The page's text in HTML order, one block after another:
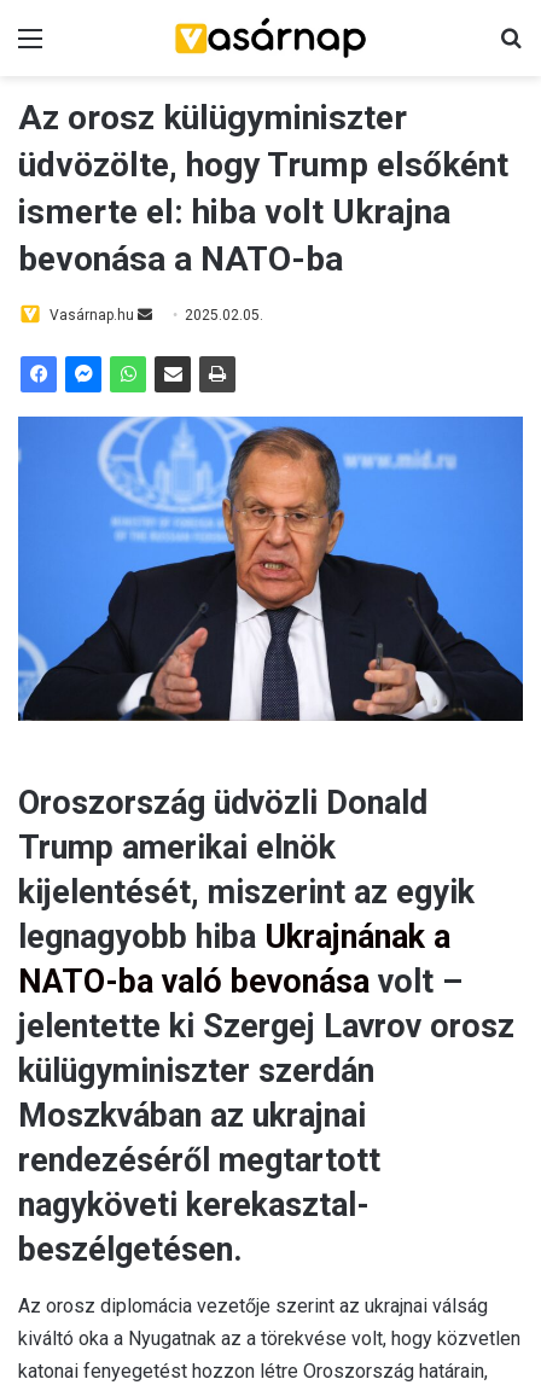
Az orosz külügyminiszter
üdvözölte, hogy Trump elsőként
ismerte el: hiba volt Ukrajna
bevonása a NATO-ba
Vasárnap.hu
a
n
e
m
a
2025.02.05.
Oroszország üdvözli Donald
Trump amerikai elnök
kijelentését, miszerint az egyik
legnagyobb hiba Ukrajnának a
NATO-ba való bevonása volt –
jelentette ki Szergej Lavrov orosz
külügyminiszter szerdán
Moszkvában az ukrajnai
rendezéséről megtartott
nagyköveti kerekasztal-
beszélgetésen.
Az orosz diplomácia vezetője szerint az ukrajnai válság
kiváltó oka a Nyugatnak az a törekvése volt, hogy közvetlen
katonai fenyegetést hozzon létre Oroszország határain,